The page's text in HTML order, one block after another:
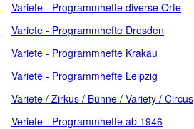
Variete - Programmhefte diverse Orte
Variete - Programmhefte Dresden
Variete - Programmhefte Krakau
Variete - Programmhefte Leipzig
Variete / Zirkus / Bühne / Variety / Circus
Veriete - Programmhefte ab 1946